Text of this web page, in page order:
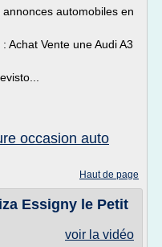
automobiles en
Achat Vente une Audi A3
occasion auto
Haut de page
Essigny le Petit
voir la vidéo